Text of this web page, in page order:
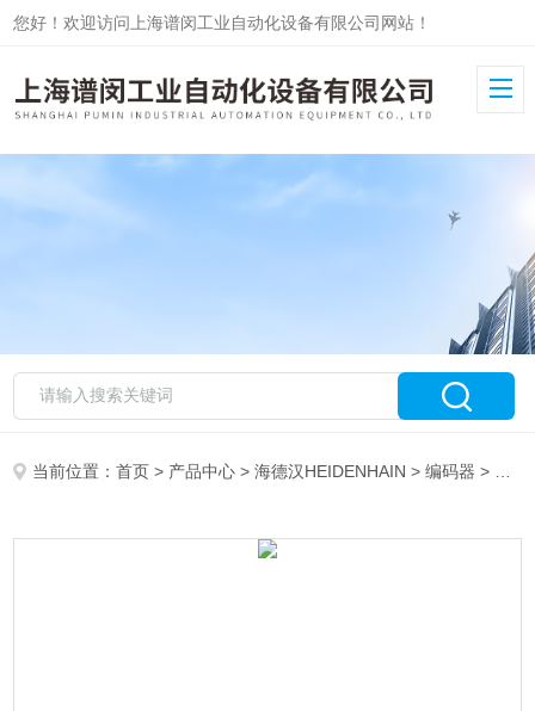
您好！欢迎访问上海谱闵工业自动化设备有限公司网站！
当前位置：首页 > 产品中心 >海德汉HEIDENHAIN >编码器 > HEIDENHAIN海德汉光栅尺LS187C上海现货